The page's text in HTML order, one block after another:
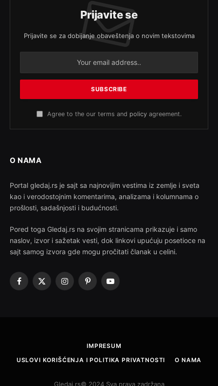
Prijavite se
Prijavite se za dobijanje obaveštenja o novim tekstovima
Agree to the our terms and policy agreement.
O NAMA
Portal gledaj.rs je sajt sa najnovijim vestima iz zemlje i sveta
kao i verodostojnim komentarima, analizama i kolumnama o
prošlosti, sadašnjosti i budućnosti.
Pored toga Gledaj.rs na svojim stranicama prikazuje i samo
naslov, izvor i sažetak vesti, dok linkovi upućuju posetioce na
sajt samog izvora gde mogu pročitati članak u celini.
Facebook
X
InstagramPinterestYouTube
IMPRESUM
USLOVI KORIŠĆENJA I POLITIKA PRIVATNOSTI
O NAMA
Gledaj.rs© 2024 Sva prava zadržana